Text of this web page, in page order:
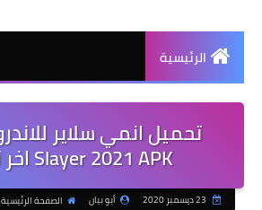
الرئيسية
Slayer 2021 APK اخر تحديث
أبو بيان الصفحة الرئيسية